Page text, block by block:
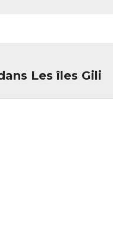
Les îles Gili